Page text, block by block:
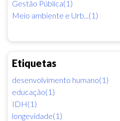
Gestão Pública(1)
Meio ambiente e Urb...(1)
Etiquetas
desenvolvimento humano(1)
educação(1)
IDH(1)
longevidade(1)